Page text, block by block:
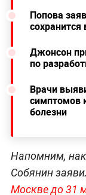
Попова
Джонсон
по
Врачи
симптомов
болезни
Напомним,
Собянин
Москве до 31